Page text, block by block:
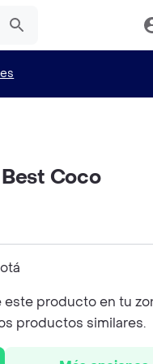
Coco
producto en tu
productos similares.